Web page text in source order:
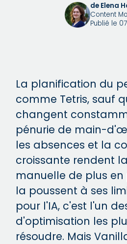
de Elena
Content
Publié le
La planification du
comme Tetris, sauf
changent
pénurie de main-
les absences et la
croissante rendent
manuelle de plus
la poussent à ses
pour l'IA, c'est l'un
d'optimisation les
résoudre. Mais